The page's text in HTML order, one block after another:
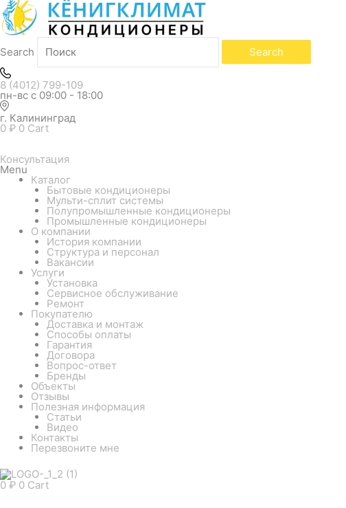
Search Search
8 (4012) 799-109
пн-вс с 09:00 - 18:00
г. Калининград
0 ₽ 0 Cart
Консультация
Menu
Каталог
Бытовые кондиционеры
Мульти-сплит системы
Полупромышленные кондиционеры
Промышленные кондиционеры
О компании
История компании
Структура и персонал
Вакансии
Услуги
Установка
Сервисное обслуживание
Ремонт
Покупателю
Доставка и монтаж
Способы оплаты
Гарантия
Договора
Вопрос-ответ
Бренды
Объекты
Отзывы
Полезная информация
Статьи
Видео
Контакты
Перезвоните мне
0 ₽ 0 Cart